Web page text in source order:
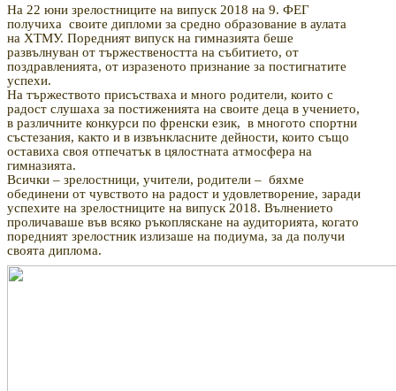
На 22 юни зрелостниците на випуск 2018 на 9. ФЕГ
получиха своите дипломи за средно образование в аулата
на ХТМУ. Поредният випуск на гимназията беше
развълнуван от тържествеността на събитието, от
поздравленията, от изразеното признание за постигнатите
успехи.
На тържеството присъстваха и много родители, които с
радост слушаха за постиженията на своите деца в учението,
в различните конкурси по френски език, в многото спортни
състезания, както и в извънкласните дейности, които също
оставиха своя отпечатък в цялостната атмосфера на
гимназията.
Всички – зрелостници, учители, родители – бяхме
обединени от чувството на радост и удовлетворение, заради
успехите на зрелостниците на випуск 2018. Вълнението
проличаваше във всяко ръкопляскане на аудиторията, когато
поредният зрелостник излизаше на подиума, за да получи
своята диплома.